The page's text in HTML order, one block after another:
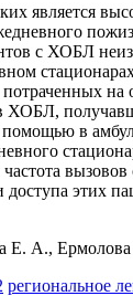
является
с ХОБЛ
в
этих
Е. А.,
региональное